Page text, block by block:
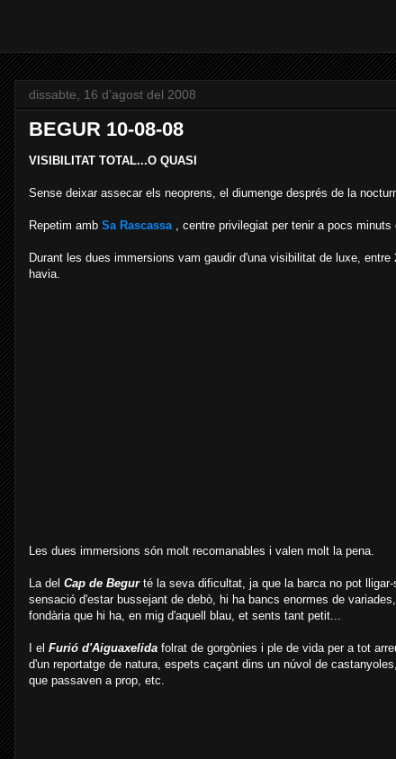
dissabte, 16 d’agost del 2008
BEGUR 10-08-08
VISIBILITAT TOTAL...O QUASI
Sense deixar assecar els neoprens, el diumenge després de la
Repetim amb Sa Rascassa , centre privilegiat per tenir a pocs minuts
Durant les dues immersions vam gaudir d'una visibilitat de luxe,
havia.
Les dues immersions són molt recomanables i valen molt la pena.
La del Cap de Begurté la seva dificultat, ja que la barca no pot
sensació d'estar bussejant de debò, hi ha bancs enormes de
fondària que hi ha, en mig d'aquell blau, et sents tant petit...
I el Furió d'Aiguaxelida folrat de gorgònies i ple de vida per a tot
d'un reportatge de natura, espets caçant dins un núvol de
que passaven a prop, etc.